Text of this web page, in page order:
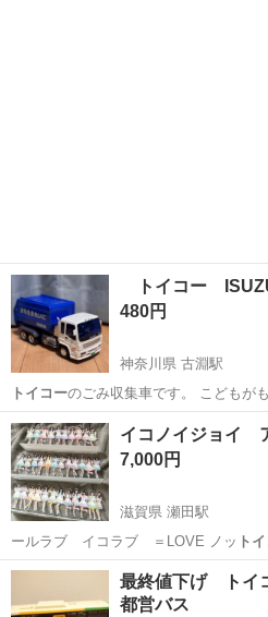
トイコー
480円
神奈川県 古淵駅
トイコー
のごみ収集車です。
神奈川 相模原市 古淵駅 おも
イコノイジョイ
7,000円
滋賀県 瀬田駅
ールラブ イコラブ ＝LOVE ノッ ト
ニアリーイ…
滋賀 大津市 瀬田駅 その他
最終値下げ トイ
都営バス